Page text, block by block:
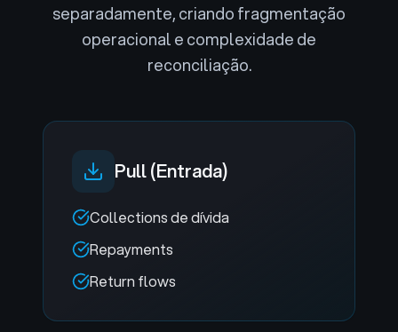
separadamente, criando fragmentação
operacional e complexidade de
reconciliação.
Pull (Entrada)
Collections de dívida
Repayments
Return flows